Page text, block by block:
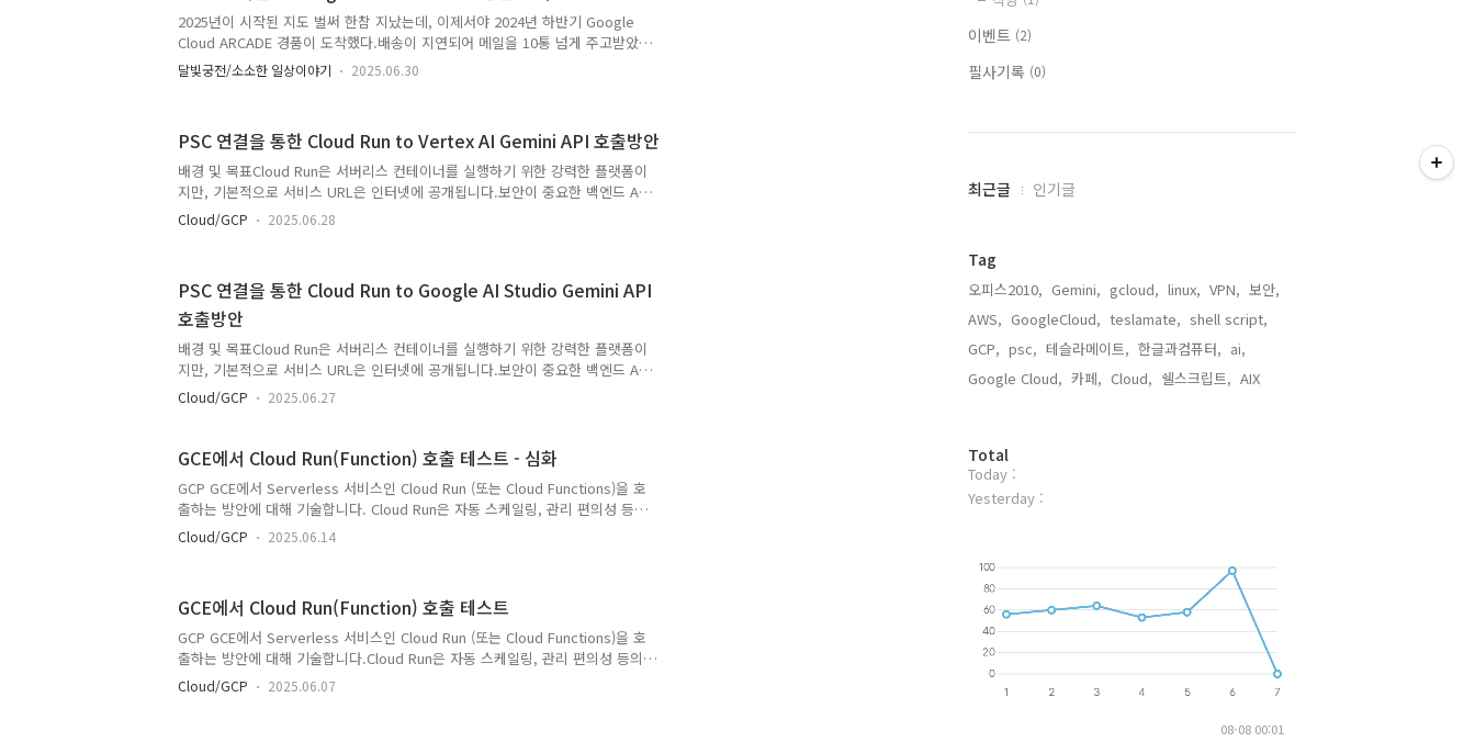
조회, 분석하는 방안을 작성하였습니다. PC 설정Node.js 설치가 필요합니다.아
래 공식 사이트에 각 운영체제별 설치법이 가이드 되어 있으니 참고하여 설치합
니다.https://..
2025년이 시작된 지도 벌써 한참 지났는데, 이제서야 2024년 하반기 Google
Cloud ARCADE 경품이 도착했다.배송이 지연되어 메일을 10통 넘게 주고받았
고, 결국 분실된 것 같아 마지막에는 구글 설문지가 오더니 다시 보내주었네 ㅠ
ㅠ박스에 있던 지난번과는 다르게, 가방에 모든 상품이 넣어져서 배송된 것을봐
로는 머그컵이 가장 마음에 들었다. 커피 마시기에 진따 딱 ㅎㅎ굿즈를 받으니
매번 색다른 재미가 있네Google Cloud는 퀵랩(QuickLabs,
https://www.cloudskillsboost.google/ )을 통해 별..
달빛궁전/소소한 일상이야기 2025.06.30
PSC 연결을 통한 Cloud Run to Vertex AI Gemini API 호출방안
배경 및 목표Cloud Run은 서버리스 컨테이너를 실행하기 위한 강력한 플랫폼이
지만, 기본적으로 서비스 URL은 인터넷에 공개됩니다.보안이 중요한 백엔드 API
나 내부 시스템 간의 통신을 위해서는 서비스를 외부 인터넷으로부터 격리하고,
승인된 내부 네트워크에서만 안전하게 호출할 수 있는 아키텍처가 필수적입니다.
비스를 구축하는 과정을 다룹니다.사용하는 Gemini API는 빠르게 최신기술을 적
용할 수 있는 Public AI인 Google AI Studio 의 Gemini API를 이용합니다.다음
편에서는 동일한 SDK로 ..
Cloud/GCP 2025.06.28
PSC 연결을 통한 Cloud Run to Google AI Studio Gemini API
호출방안
배경 및 목표Cloud Run은 서버리스 컨테이너를 실행하기 위한 강력한 플랫폼이
지만, 기본적으로 서비스 URL은 인터넷에 공개됩니다.보안이 중요한 백엔드 API
나 내부 시스템 간의 통신을 위해서는 서비스를 외부 인터넷으로부터 격리하고,
승인된 내부 네트워크에서만 안전하게 호출할 수 있는 아키텍처가 필수적입니다.
(Internal ALB)를 조합하여, 공개 인터넷에 노출되지 않는 비공개 Cloud Run 서
비스를 구축하는 과정을 다룹니다.사용하는 Gemini API는 빠르게 최신기술을 적
용할 수 있는 Public AI인 Google AI Studio 의 Gemini API를 이용합니다.다음
편에서는 동일한 SDK로 ..
Cloud/GCP 2025.06.27
GCE에서 Cloud Run(Function) 호출 테스트 - 심화
GCP GCE에서 Serverless 서비스인 Cloud Run (또는 Cloud Functions)을 호
출하는 방안에 대해 기술합니다. Cloud Run은 자동 스케일링, 관리 편의성 등의
장점이 있어, 유연하고 확장성 있는 서비스를 제공하는 목적에 적합한 선택입니
다. 지난번 테스트에서는 GCE 인스턴스에서 Cloud Run(Function)을 호출하는
인증 토큰을 사용하여 Cloud Run(Function)을 호출합니다. 3. Function 내에서
GCE의 hostname을 수신 및 확인하고, 응답을 GCE로 반환합니다. 4. Clo..
Cloud/GCP 2025.06.14
GCE에서 Cloud Run(Function) 호출 테스트
GCP GCE에서 Serverless 서비스인 Cloud Run (또는 Cloud Functions)을 호
출하는 방안에 대해 기술합니다.Cloud Run은 자동 스케일링, 관리 편의성 등의
장점이 있어, 유연하고 확장성 있는 서비스를 제공하는 목적에 적합한 선택입니
다.이번 테스트에서는 GCE 인스턴스에서 Cloud Run(Function)을 호출하는 과
Cloud/GCP 2025.06.07
이벤트 (2)
필사기록 (0)
최
과
기
글
최근글 인기글
Tag
오피스2010, Gemini, gcloud, linux, VPN, 보안,
AWS, GoogleCloud, teslamate, shell script,
GCP, psc, 테슬라메이트, 한글과컴퓨터, ai,
Google Cloud, 카페, Cloud, 쉘스크립트, AIX,
방
문
자
Total
Today :
Yesterday :
08-08 00:01